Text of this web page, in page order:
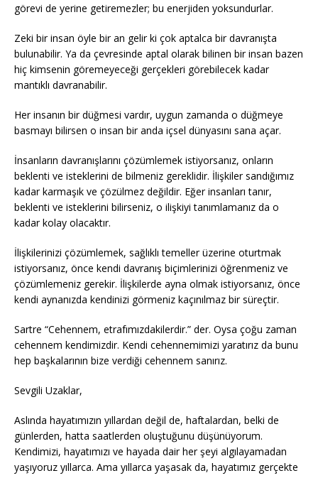
görevi de yerine getiremezler; bu enerjiden yoksundurlar.
Zeki bir insan öyle bir an gelir ki çok aptalca bir davranışta
bulunabilir. Ya da çevresinde aptal olarak bilinen bir insan bazen
hiç kimsenin göremeyeceği gerçekleri görebilecek kadar
mantıklı davranabilir.
Her insanın bir düğmesi vardır, uygun zamanda o düğmeye
basmayı bilirsen o insan bir anda içsel dünyasını sana açar.
İnsanların davranışlarını çözümlemek istiyorsanız, onların
beklenti ve isteklerini de bilmeniz gereklidir. İlişkiler sandığımız
kadar karmaşık ve çözülmez değildir. Eğer insanları tanır,
beklenti ve isteklerini bilirseniz, o ilişkiyi tanımlamanız da o
kadar kolay olacaktır.
İlişkilerinizi çözümlemek, sağlıklı temeller üzerine oturtmak
istiyorsanız, önce kendi davranış biçimlerinizi öğrenmeniz ve
çözümlemeniz gerekir. İlişkilerde ayna olmak istiyorsanız, önce
kendi aynanızda kendinizi görmeniz kaçınılmaz bir süreçtir.
Sartre “Cehennem, etrafımızdakilerdir.” der. Oysa çoğu zaman
cehennem kendimizdir. Kendi cehennemimizi yaratırız da bunu
hep başkalarının bize verdiği cehennem sanırız.
Sevgili Uzaklar,
Aslında hayatımızın yıllardan değil de, haftalardan, belki de
günlerden, hatta saatlerden oluştuğunu düşünüyorum.
Kendimizi, hayatımızı ve hayada dair her şeyi algılayamadan
yaşıyoruz yıllarca. Ama yıllarca yaşasak da, hayatımız gerçekte